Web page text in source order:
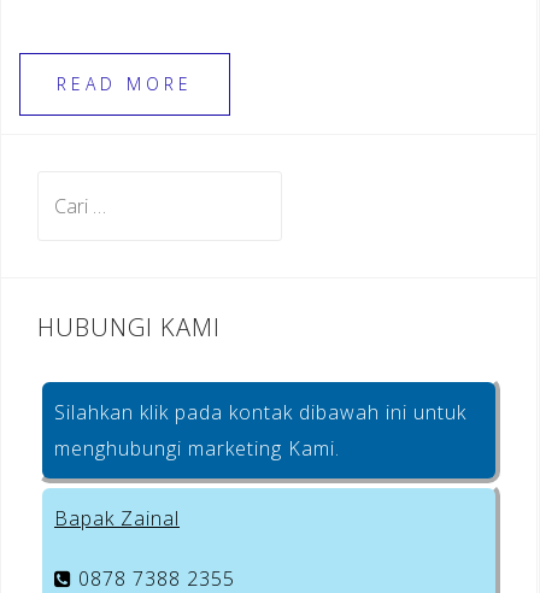
c
e
b
o
e
gr
a
te
e
READ MORE
HUBUNGI KAMI
Silahkan klik pada kontak dibawah ini untuk
menghubungi marketing Kami.
Bapak Zainal
0878 7388 2355